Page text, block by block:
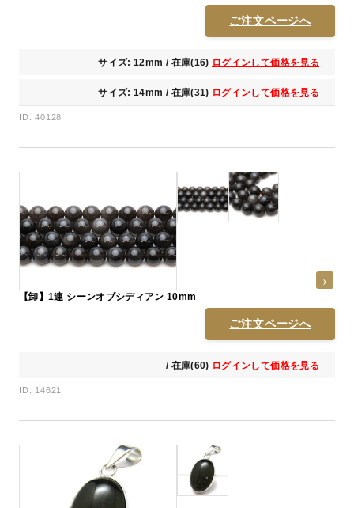
ご注文ページへ
サイズ: 12mm / 在庫(16) ログインして価格を見る
サイズ: 14mm / 在庫(31) ログインして価格を見る
ID: 40128
【卸】1連 シーンオブシディアン 10mm
ご注文ページへ
/ 在庫(60) ログインして価格を見る
ID: 14621